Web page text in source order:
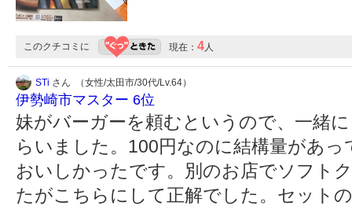
このクチコミに 現在： 4人
STi さん （女性/太田市/30代/Lv.64）
伊勢崎市マスター 6位
妹がバーガーを頼むというので、一緒
らいました。100円なのに結構量があ
おいしかったです。別のお店でソフト
たがこちらにして正解でした。セット